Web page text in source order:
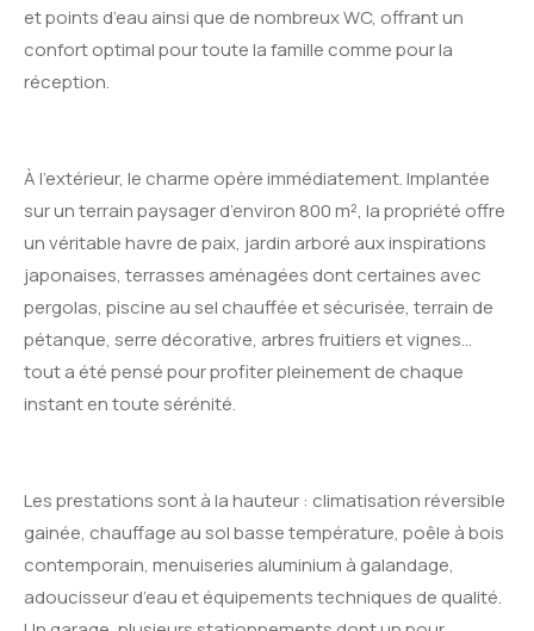
et points d’eau ainsi que de nombreux WC, offrant un
confort optimal pour toute la famille comme pour la
réception.
À l’extérieur, le charme opère immédiatement. Implantée
sur un terrain paysager d’environ 800 m², la propriété offre
un véritable havre de paix, jardin arboré aux inspirations
japonaises, terrasses aménagées dont certaines avec
pergolas, piscine au sel chauffée et sécurisée, terrain de
pétanque, serre décorative, arbres fruitiers et vignes…
tout a été pensé pour profiter pleinement de chaque
instant en toute sérénité.
Les prestations sont à la hauteur : climatisation réversible
gainée, chauffage au sol basse température, poêle à bois
contemporain, menuiseries aluminium à galandage,
adoucisseur d’eau et équipements techniques de qualité.